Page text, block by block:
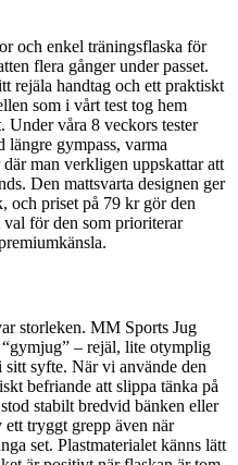
och enkel träningsflaska för
flera gånger under passet.
rejäla handtag och ett praktiskt
som i vårt test tog hem
. Under våra 8 veckors tester
längre gympass, varma
man verkligen uppskattar att
Den mattsvarta designen ger
och priset på 79 kr gör den
för den som prioriterar
storleken. MM Sports Jug
– rejäl, lite otymplig
syfte. När vi använde den
befriande att slippa tänka på
stabilt bredvid bänken eller
ett tryggt grepp även när
set. Plastmaterialet känns lätt